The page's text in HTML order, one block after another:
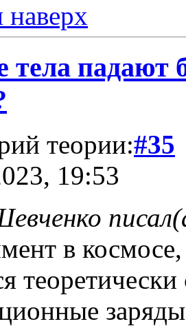
наверх
тела падают
теории:#35
19:53
в